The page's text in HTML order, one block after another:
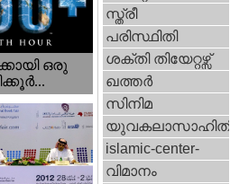
ഒരു
സ്ത്രീ
പരിസ്ഥിതി
ശക്തി തിയേറ്റഴ്സ്
ഖത്തര്‍
സിനിമ
യുവകലാസാഹിതി
islamic-center-
വിമാനം